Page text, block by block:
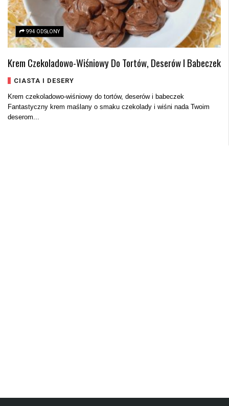
994 ODSŁONY
Krem Czekoladowo-Wiśniowy Do Tortów, Deserów I Babeczek
CIASTA I DESERY
Krem czekoladowo-wiśniowy do tortów, deserów i babeczek
Fantastyczny krem maślany o smaku czekolady i wiśni nada Twoim
deserom...